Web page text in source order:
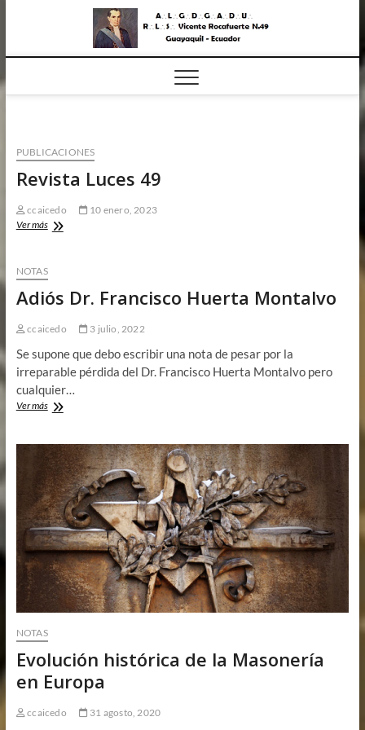
LA GLEDE
PUBLICACIONES
Revista Luces 49
ccaicedo
10 enero, 2023
Ver másRevista
NOTAS
Adiós Dr. Francisco Huerta Montalvo
ccaicedo 3 julio, 2022
Se supone que debo escribir una nota de pesar por la
irreparable pérdida del Dr. Francisco Huerta Montalvo pero
cualquier…
Ver másAdiós
Huerta
Montalvo
NOTAS
Evolución histórica de la Masonería
en Europa
ccaicedo 31 agosto, 2020